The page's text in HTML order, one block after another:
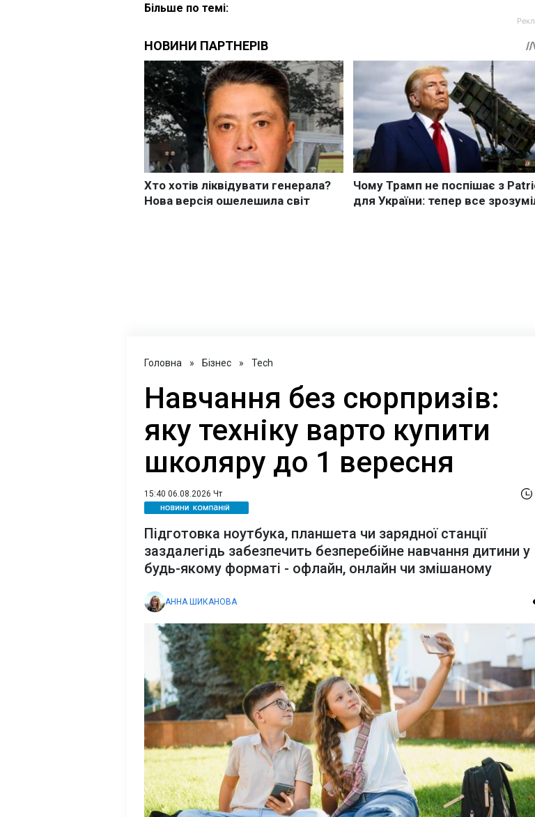
Більше по темі:
Головна » Бізнес » Tech
Навчання без сюрпризів:
яку техніку варто купити
школяру до 1 вересня
15:40 06.08.2026 Чт
Підготовка ноутбука, планшета чи зарядної станції
заздалегідь забезпечить безперебійне навчання дитини у
будь-якому форматі - офлайн, онлайн чи змішаному
АННА ШИКАНОВА